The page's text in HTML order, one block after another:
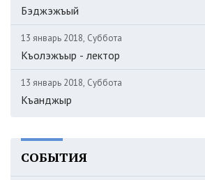
Бэджэжъый
13 январь 2018, Суббота
Къолэжъыр - лектор
13 январь 2018, Суббота
Къанджыр
СОБЫТИЯ